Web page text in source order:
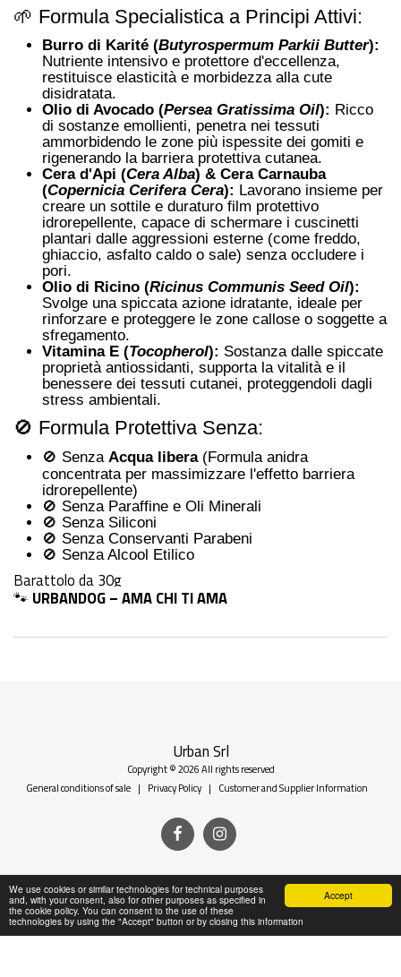
Accept
We use cookies or similar technologies for technical purposes
and, with your consent, also for other purposes as specified in
the cookie policy. You can consent to the use of these
technologies by using the "Accept" button or by closing this information
🌱 Formula Specialistica a Principi Attivi:
Burro di Karité (Butyrospermum Parkii Butter):
Nutriente intensivo e protettore d'eccellenza,
restituisce elasticità e morbidezza alla cute
disidratata.
Olio di Avocado (Persea Gratissima Oil): Ricco
di sostanze emollienti, penetra nei tessuti
ammorbidendo le zone più ispessite dei gomiti e
rigenerando la barriera protettiva cutanea.
Cera d'Api (Cera Alba) & Cera Carnauba
(Copernicia Cerifera Cera): Lavorano insieme per
creare un sottile e duraturo film protettivo
idrorepellente, capace di schermare i cuscinetti
plantari dalle aggressioni esterne (come freddo,
ghiaccio, asfalto caldo o sale) senza occludere i
pori.
Olio di Ricino (Ricinus Communis Seed Oil):
Svolge una spiccata azione idratante, ideale per
rinforzare e proteggere le zone callose o soggette a
sfregamento.
Vitamina E (Tocopherol): Sostanza dalle spiccate
proprietà antiossidanti, supporta la vitalità e il
benessere dei tessuti cutanei, proteggendoli dagli
stress ambientali.
🚫 Formula Protettiva Senza:
🚫 Senza Acqua libera(Formula anidra
concentrata per massimizzare l'effetto barriera
idrorepellente)
🚫 Senza Paraffine e Oli Minerali
🚫 Senza Siliconi
🚫 Senza Conservanti Parabeni
🚫 Senza Alcool Etilico
Barattolo da 30g
🐾 URBANDOG – AMA CHI TI AMA
Urban Srl
Copyright © 2026 All rights reserved
General conditions of sale | Privacy Policy | Customer and Supplier Information